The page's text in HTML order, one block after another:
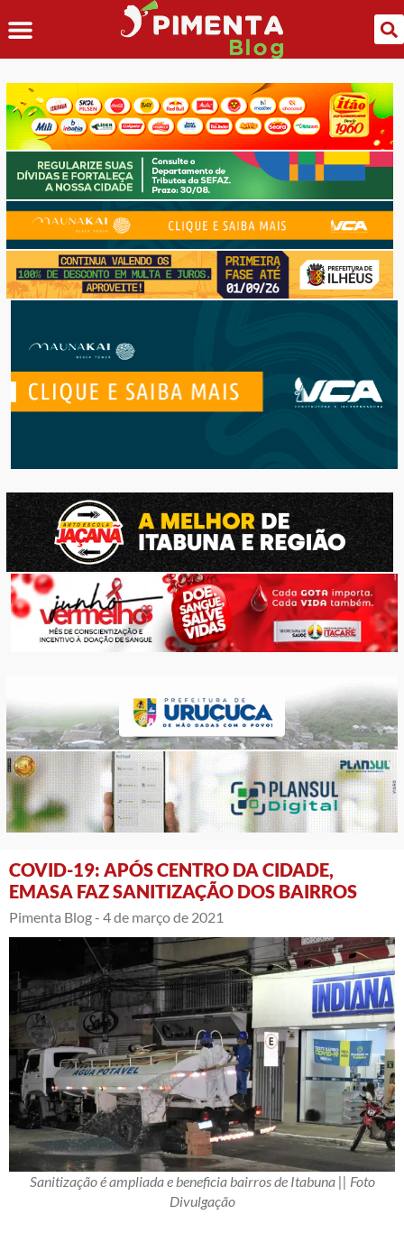
COVID-19: APÓS CENTRO DA CIDADE,
EMASA FAZ SANITIZAÇÃO DOS BAIRROS
Pimenta Blog - 4 de março de 2021
Sanitização é ampliada e beneficia bairros de Itabuna || Foto
Divulgação